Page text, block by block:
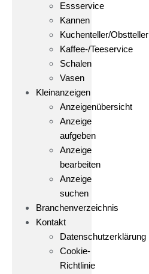
Essservice
Kannen
Kuchenteller/Obstteller
Kaffee-/Teeservice
Schalen
Vasen
Kleinanzeigen
Anzeigenübersicht
Anzeige
aufgeben
Anzeige
bearbeiten
Anzeige
suchen
Branchenverzeichnis
Kontakt
Datenschutzerklärung
Cookie-
Richtlinie